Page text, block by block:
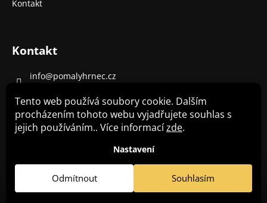
Tento web používá soubory cookie. Dalším
procházením tohoto webu vyjadřujete souhlas s
jejich používáním.. Více informacízde.
Nastavení
Odmítnout Souhlasím
Kontakt
Kontakt
info@pomalyhrnec.cz
+420 702 130 320
Pomalý hrnec Crockpot - recepty